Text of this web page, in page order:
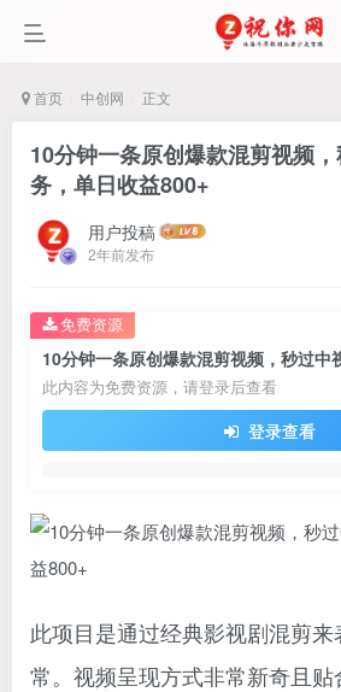
首页 中创网 正文
10分钟一条原创爆款混剪视频
务，单日收益800+
用户投稿
2年前发布
此内容为免费资源，请登录后查看
登录查看
免费资源
此项目是通过经典影视剧混剪来
常。视频呈现方式非常新奇且